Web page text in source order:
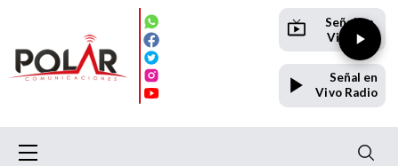
Señal en
Vivo TV
Señal en
Vivo Radio